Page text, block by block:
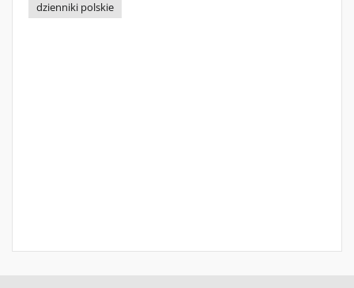
dzienniki polskie